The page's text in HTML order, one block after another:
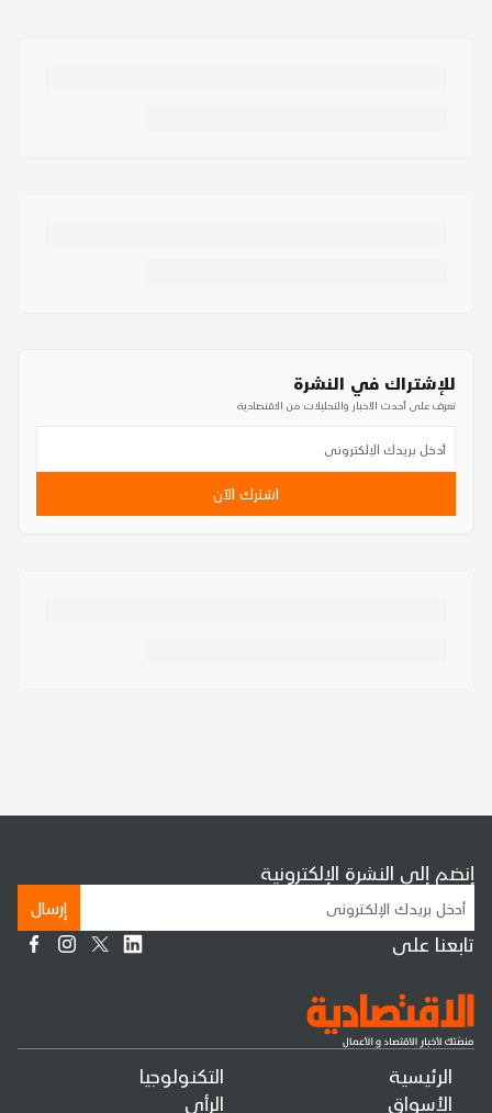
للإشتراك في النشرة
تعرف على أحدث الأخبار والتحليلات من الاقتصادية
اشترك الآن
الرئيسية
الأسواق
التكنولوجيا
الرأي
إنضم إلى النشرة الإلكترونية
إرسال
تابعنا على